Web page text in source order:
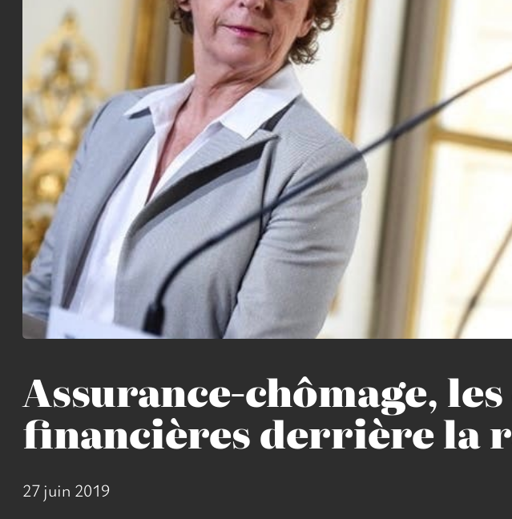
Assurance-chômage,
financières derrière la
27 juin 2019